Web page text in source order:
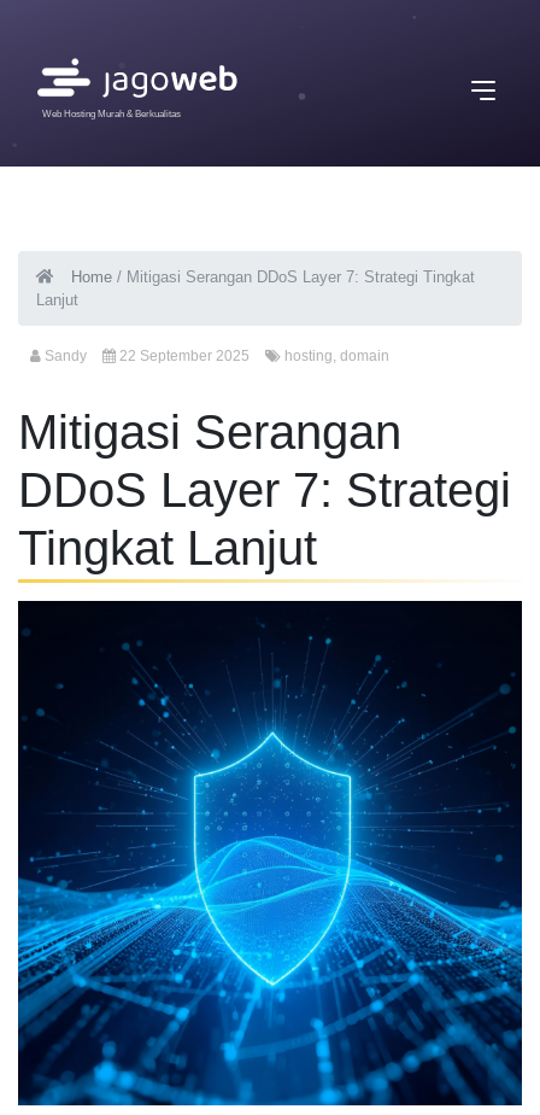
Web Hosting Murah & Berkualitas
Home / Mitigasi Serangan DDoS Layer 7: Strategi Tingkat
Lanjut
Sandy 22 September 2025 hosting, domain
Mitigasi Serangan
DDoS Layer 7: Strategi
Tingkat Lanjut